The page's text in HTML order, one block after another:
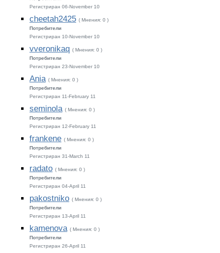
Регистриран 06-November 10
cheetah2425 ( Мнения: 0 )
Потребители
Регистриран 10-November 10
vveronikaq ( Мнения: 0 )
Потребители
Регистриран 23-November 10
Ania ( Мнения: 0 )
Потребители
Регистриран 11-February 11
seminola ( Мнения: 0 )
Потребители
Регистриран 12-February 11
frankene ( Мнения: 0 )
Потребители
Регистриран 31-March 11
radato ( Мнения: 0 )
Потребители
Регистриран 04-April 11
pakostniko ( Мнения: 0 )
Потребители
Регистриран 13-April 11
kamenova ( Мнения: 0 )
Потребители
Регистриран 26-April 11